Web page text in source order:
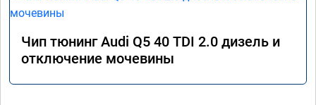
Чип тюнинг Audi Q5 40 TDI 2.0 дизель и
отключение мочевины